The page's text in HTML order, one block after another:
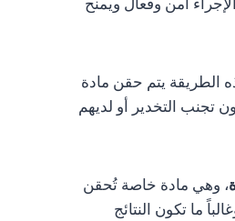
آمن وفعال ويمنح
الطريقة يتم حقن مادة
تجنب التخدير أو لديهم
، وهي مادة خاصة تُحقن
ما تكون النتائج